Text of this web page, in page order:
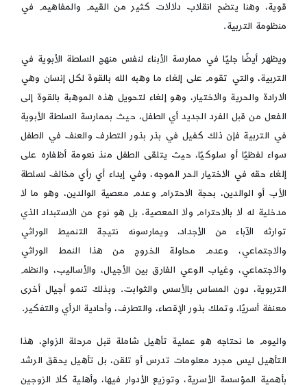
قوية، وهنا يتضح انقلاب دلالات كثير من القيم والمفاهيم في
منظومة التربية.
ويظهر أيضًا جليًا في ممارسة الأبناء لنفس منهج السلطة الأبوية في
التربية، والتي تقوم على إلغاء ما وهبه الله بالقوة لكل إنسان وهي
الارادة والحرية والاختيار، وهو إلغاء لتحويل هذه الموهبة بالقوة إلى
الفعل من قبل الفرد الجديد أي الطفل، حيث بممارسة السلطة الأبوية
في التربية فإن ذلك كفيل في بذر بذور التطرف والعنف في الطفل
سواء لفظيًا أو سلوكيًا، حيث يتلقى الطفل منذ نعومة أظفاره على
إلغاء حقه في الاختيار الحر الموجه، وفي إبداء أي رأي مخالف لسلطة
الأب أو الوالدين، بحجة الاحترام وعدم معصية الوالدين، وهو ما لا
مدخلية له لا بالاحترام ولا المعصية، بل هو نوع من الاستبداد الذي
توارثه الآباء من الأجداد، ويمارسونه نتيجة التنميط الوراثي
والاجتماعي، وعدم محاولة الخروج من هذا النمط الوراثي
والاجتماعي، وغياب الوعي الفارق بين الأجيال، والأساليب، والنظم
التربوية، دون المساس بالأسس والثوابت. وبذلك تنمو أجيال أخرى
معنفة أسريًا، وتملك بذور الإقصاء، والتطرف، وأحادية الرأي والتفكير.
واليوم ما نحتاجه هو عملية تأهيل شاملة قبل مرحلة الزواج، هذا
التأهيل ليس مجرد معلومات تدرس أو تلقن، بل تأهيل يحقق الرشد
بأهمية المؤسسة الأسرية، وتوزيع الأدوار فيها، وأهلية كلا الزوجين